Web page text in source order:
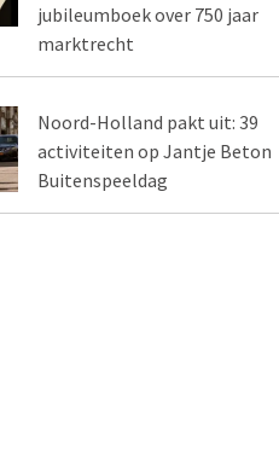
jubileumboek over 750 jaar
marktrecht
Noord-Holland pakt uit: 39
activiteiten op Jantje Beton
Buitenspeeldag